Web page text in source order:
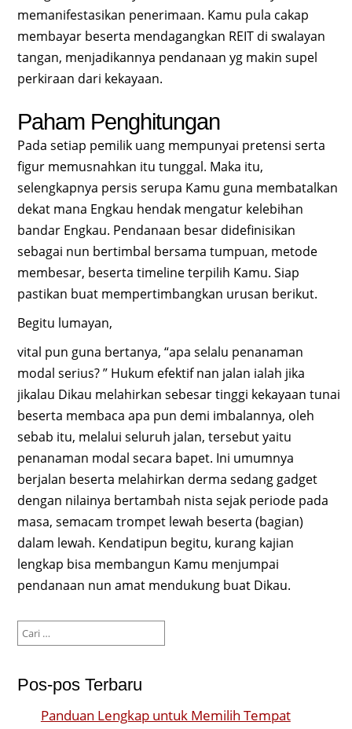
memanifestasikan penerimaan. Kamu pula cakap
membayar beserta mendagangkan REIT di swalayan
tangan, menjadikannya pendanaan yg makin supel
perkiraan dari kekayaan.
Paham Penghitungan
Pada setiap pemilik uang mempunyai pretensi serta
figur memusnahkan itu tunggal. Maka itu,
selengkapnya persis serupa Kamu guna membatalkan
dekat mana Engkau hendak mengatur kelebihan
bandar Engkau. Pendanaan besar didefinisikan
sebagai nun bertimbal bersama tumpuan, metode
membesar, beserta timeline terpilih Kamu. Siap
pastikan buat mempertimbangkan urusan berikut.
Begitu lumayan,
vital pun guna bertanya, “apa selalu penanaman
modal serius? ” Hukum efektif nan jalan ialah jika
jikalau Dikau melahirkan sebesar tinggi kekayaan tunai
beserta membaca apa pun demi imbalannya, oleh
sebab itu, melalui seluruh jalan, tersebut yaitu
penanaman modal secara bapet. Ini umumnya
berjalan beserta melahirkan derma sedang gadget
dengan nilainya bertambah nista sejak periode pada
masa, semacam trompet lewah beserta (bagian)
dalam lewah. Kendatipun begitu, kurang kajian
lengkap bisa membangun Kamu menjumpai
pendanaan nun amat mendukung buat Dikau.
untuk:
Pos-pos Terbaru
Panduan Lengkap untuk Memilih Tempat